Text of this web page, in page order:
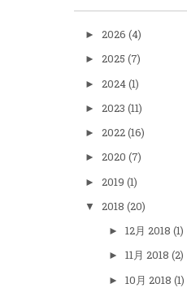
► 2026 (4)
► 2025 (7)
► 2024(1)
► 2023 (11)
► 2022(16)
► 2020 (7)
► 2019 (1)
▼ 2018 (20)
► 12月 2018 (1)
► 11月 2018 (2)
► 10月 2018 (1)